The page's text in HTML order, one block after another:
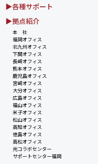
▶各種サポート
▶拠点紹介
本 社
福岡オフィス
北九州オフィス
下関オフィス
長崎オフィス
熊本オフィス
鹿児島オフィス
宮崎オフィス
大分オフィス
広島オフィス
福山オフィス
米子オフィス
松山オフィス
高知オフィス
徳島オフィス
高松オフィス
光コラボセンター
サポートセンター福岡